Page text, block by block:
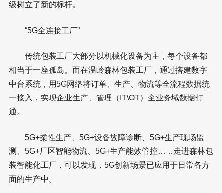
级树立了新的标杆。
“5G全连接工厂”
传统包装工厂大部分以机械化设备为主，每个设备都
相当于一座孤岛。而在温岭森林包装工厂，通过搭建数字
中台系统，用5G网络将订单、生产、物流等全流程数据统
一接入，实现企业生产、管理（IT\OT）全业务域数据打
通。
5G+柔性生产、5G+设备故障诊断、5G+生产现场监
测、5G+厂区智能物流、5G+生产能效管控……走进森林包
装智能化工厂，可以发现，5G创新场景已应用于日常各方
面的生产中。